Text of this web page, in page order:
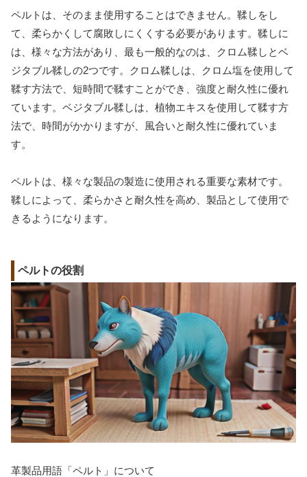
ペルトは、そのまま使用することはできません。鞣しをし
て、柔らかくして腐敗しにくくする必要があります。鞣しに
は、様々な方法があり、最も一般的なのは、クロム鞣しとベ
ジタブル鞣しの2つです。クロム鞣しは、クロム塩を使用して
鞣す方法で、短時間で鞣すことができ、強度と耐久性に優れ
ています。ベジタブル鞣しは、植物エキスを使用して鞣す方
法で、時間がかかりますが、風合いと耐久性に優れていま
す。
ペルトは、様々な製品の製造に使用される重要な素材です。
鞣しによって、柔らかさと耐久性を高め、製品として使用で
きるようになります。
ペルトの役割
革製品用語「ペルト」について